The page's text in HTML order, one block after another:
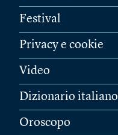
Festival
Privacy e cookie
Video
Dizionario italiano
Oroscopo